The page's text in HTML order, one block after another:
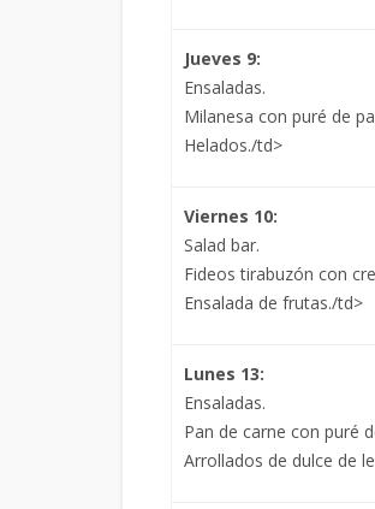
Jueves 9:
Ensaladas.
Milanesa con puré de
Helados./td>
Viernes 10:
Salad bar.
Fideos tirabuzón con
Ensalada de frutas./td>
Lunes 13:
Ensaladas.
Pan de carne con puré
Arrollados de dulce de